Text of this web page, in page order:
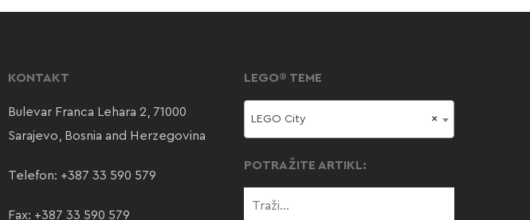
KONTAKT
Bulevar Franca Lehara 2, 71000
Sarajevo, Bosnia and Herzegovina
Telefon: +387 33 590 579
Fax: +387 33 590 579
LEGO® TEME
×
LEGO City
POTRAŽITE ARTIKL: